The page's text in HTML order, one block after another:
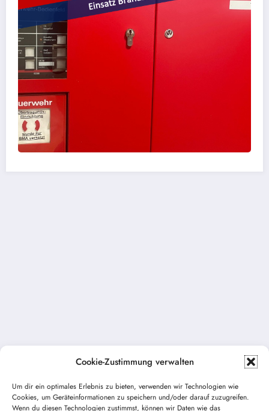
Cookie-Zustimmung verwalten
Um dir ein optimales Erlebnis zu bieten, verwenden wir Technologien wie
Cookies, um Geräteinformationen zu speichern und/oder darauf zuzugreifen.
Wenn du diesen Technologien zustimmst, können wir Daten wie das
Vorheriger Beitrag